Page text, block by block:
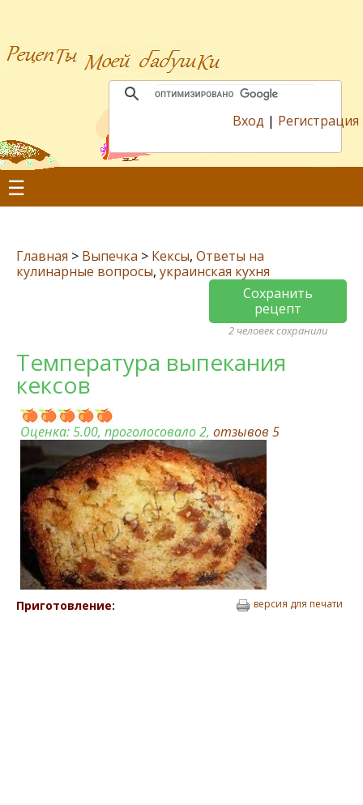
Вход | Регистрация
☰
Главная > Выпечка > Кексы, Ответы на
кулинарные вопросы, украинская кухня
Сохранить
рецепт
2 человек сохранили
Температура выпекания
кексов
Оценка:5.00, проголосовало 2, отзывов 5
Приготовление: версия для печати